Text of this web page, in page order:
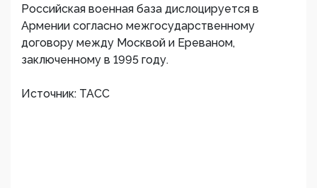
Российская военная база дислоцируется в
Армении согласно межгосударственному
договору между Москвой и Ереваном,
заключенному в 1995 году.
Источник: ТАСС